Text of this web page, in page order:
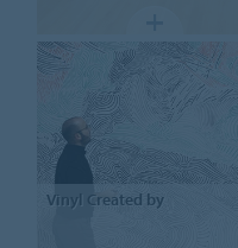
Vinyl Created by